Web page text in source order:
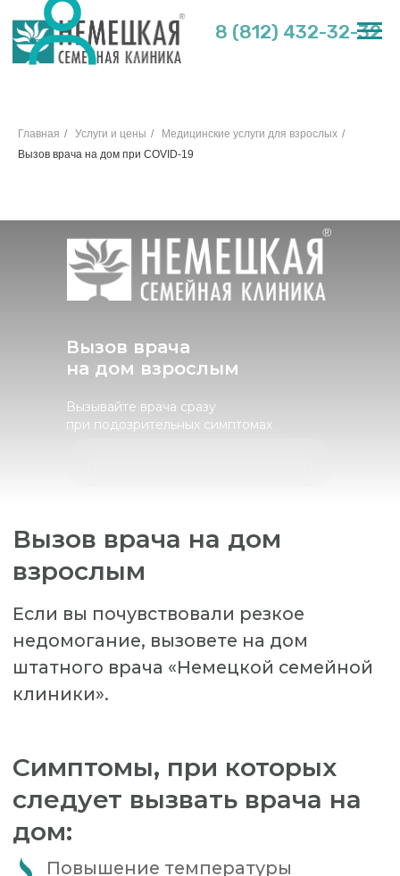
8 (812) 432-32-32
Главная / Услуги и цены / Медицинские услуги для взрослых /
Вызов врача на дом при COVID-19
Вызов врача
на дом взрослым
Вызывайте врача сразу
при подозрительных симптомах
Вызов врача на дом
взрослым
Симптомы, при которых
следует вызвать врача на
Повышение температуры
Затрудненное и учащенное
дыхание
Кашель
Насморк, длительная